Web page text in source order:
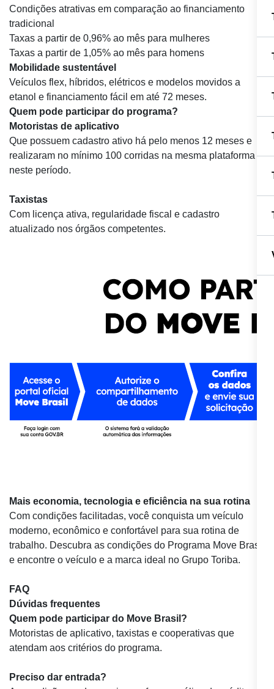
Condições atrativas em comparação ao financiamento
tradicional
Taxas a partir de 0,96% ao mês para mulheres
Taxas a partir de 1,05% ao mês para homens
Mobilidade sustentável
Veículos flex, híbridos, elétricos e modelos movidos a
etanol e financiamento fácil em até 72 meses.
Quem pode participar do programa?
Motoristas de aplicativo
Que possuem cadastro ativo há pelo menos 12 meses e
realizaram no mínimo 100 corridas na mesma plataforma
neste período.
Taxistas
Com licença ativa, regularidade fiscal e cadastro
atualizado nos órgãos competentes.
Mais economia, tecnologia e eficiência na sua rotina
Com condições facilitadas, você conquista um veículo
moderno, econômico e confortável para sua rotina de
trabalho. Descubra as condições do Programa Move Brasil
e encontre o veículo e a marca ideal no Grupo Toriba.
FAQ
Dúvidas frequentes
Quem pode participar do Move Brasil?
Motoristas de aplicativo, taxistas e cooperativas que
atendam aos critérios do programa.
Preciso dar entrada?